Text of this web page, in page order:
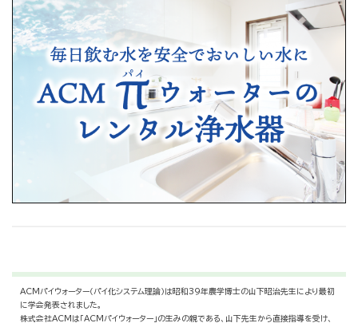
ACMパイウォーター（パイ化システム理論）は昭和39年農学博士の山下昭治先生により最初
に学会発表されました。
株式会社ACMは「ACMパイウォーター」の生みの親である、山下先生から直接指導を受け、